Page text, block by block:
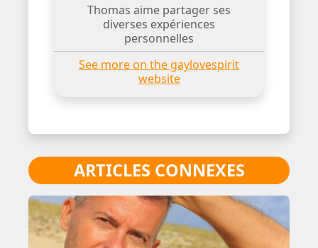
Thomas aime partager ses
diverses expériences
personnelles
See more on the gaylovespirit
website
ARTICLES CONNEXES